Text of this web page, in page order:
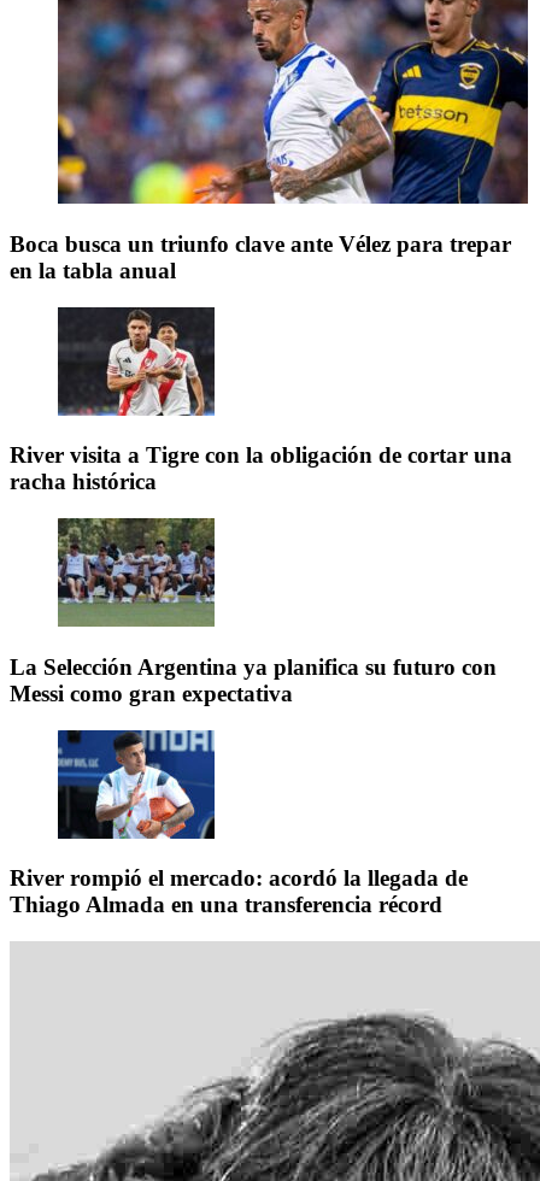
Boca busca un triunfo clave ante Vélez para trepar
en la tabla anual
River visita a Tigre con la obligación de cortar una
racha histórica
La Selección Argentina ya planifica su futuro con
Messi como gran expectativa
River rompió el mercado: acordó la llegada de
Thiago Almada en una transferencia récord